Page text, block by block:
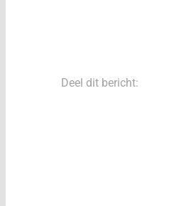
Deel dit bericht: